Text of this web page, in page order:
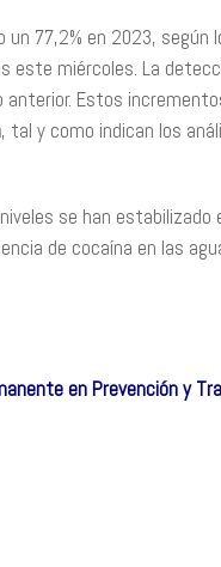
un 77,2% en 2023, según
este miércoles. La
anterior. Estos
, tal y como indican los
se han estabilizado
de cocaína en las
en Prevención y